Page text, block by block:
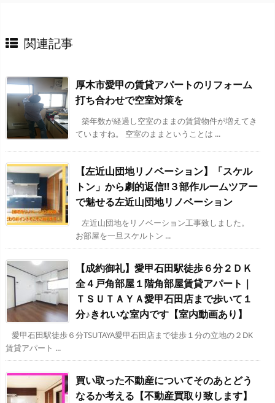
関連記事
厚木市愛甲の賃貸アパートのリフォーム
打ち合わせで空室対策を
築年数が経過し空室のままの賃貸物件が増えてき
ていますね。 空室のままということは ...
【左近山団地リノベーション】「スケル
トン」から劇的返信‼３部作ルームツアー
で魅せる左近山団地リノベーション
左近山団地をリノベーション工事致しました。
お部屋を一旦スケルトン ...
【成約御礼】愛甲石田駅徒歩６分２ＤＫ
全４戸角部屋１階角部屋賃貸アパート｜
ＴＳＵＴＡＹＡ愛甲石田店まで歩いて１
分♪きれいな室内です【室内動画あり】
愛甲石田駅徒歩６分TSUTAYA愛甲石田店まで徒歩１分の立地の２DK
賃貸アパート ...
買い取った不動産についてそのあとどう
なるか考える【不動産買取り致します】